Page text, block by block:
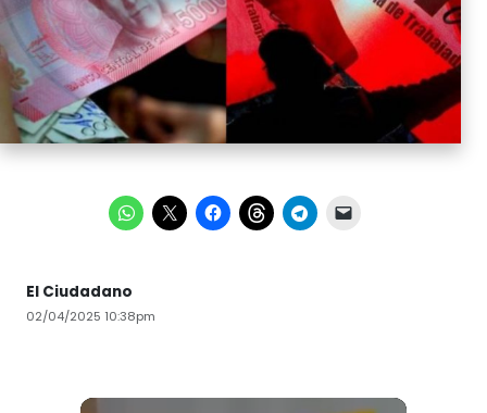
El Ciudadano
02/04/2025 10:38pm